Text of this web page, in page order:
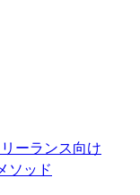
ーランス向け
ソッド